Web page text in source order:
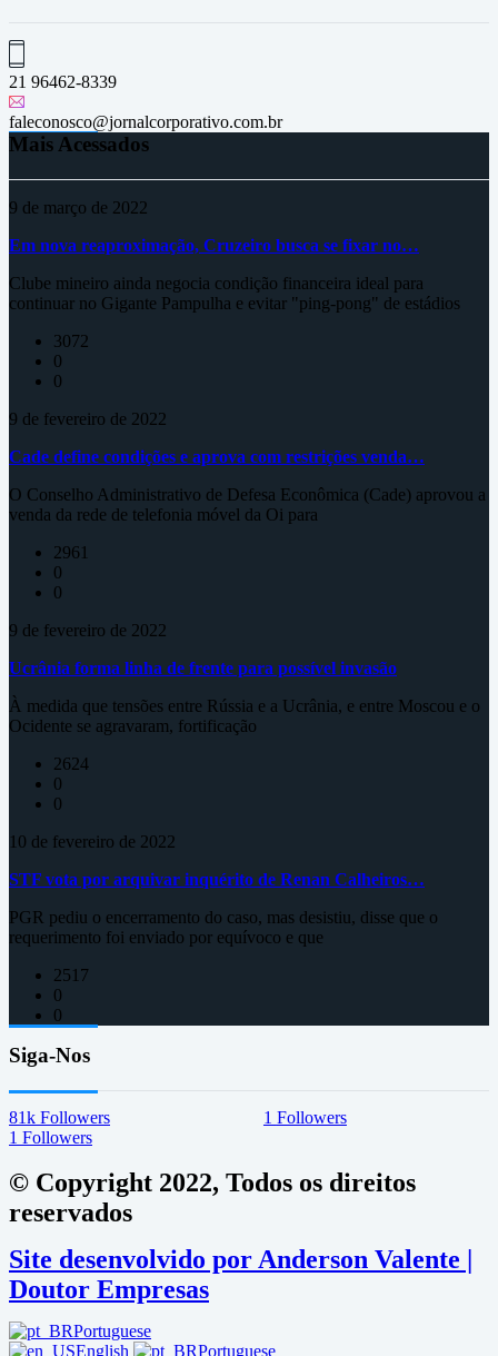
21 96462-8339
faleconosco@jornalcorporativo.com.br
Mais Acessados
9 de março de 2022
Em nova reaproximação, Cruzeiro busca se fixar no…
Clube mineiro ainda negocia condição financeira ideal para
continuar no Gigante Pampulha e evitar "ping-pong" de estádios
3072
0
0
9 de fevereiro de 2022
Cade define condições e aprova com restrições venda…
O Conselho Administrativo de Defesa Econômica (Cade) aprovou a
venda da rede de telefonia móvel da Oi para
2961
0
0
9 de fevereiro de 2022
Ucrânia forma linha de frente para possível invasão
À medida que tensões entre Rússia e a Ucrânia, e entre Moscou e o
Ocidente se agravaram, fortificação
2624
0
0
10 de fevereiro de 2022
STF vota por arquivar inquérito de Renan Calheiros…
PGR pediu o encerramento do caso, mas desistiu, disse que o
requerimento foi enviado por equívoco e que
2517
0
0
Siga-Nos
81k Followers 1 Followers
1 Followers
© Copyright 2022, Todos os direitos
reservados
Site desenvolvido por Anderson Valente |
Doutor Empresas
Portuguese
English
Portuguese